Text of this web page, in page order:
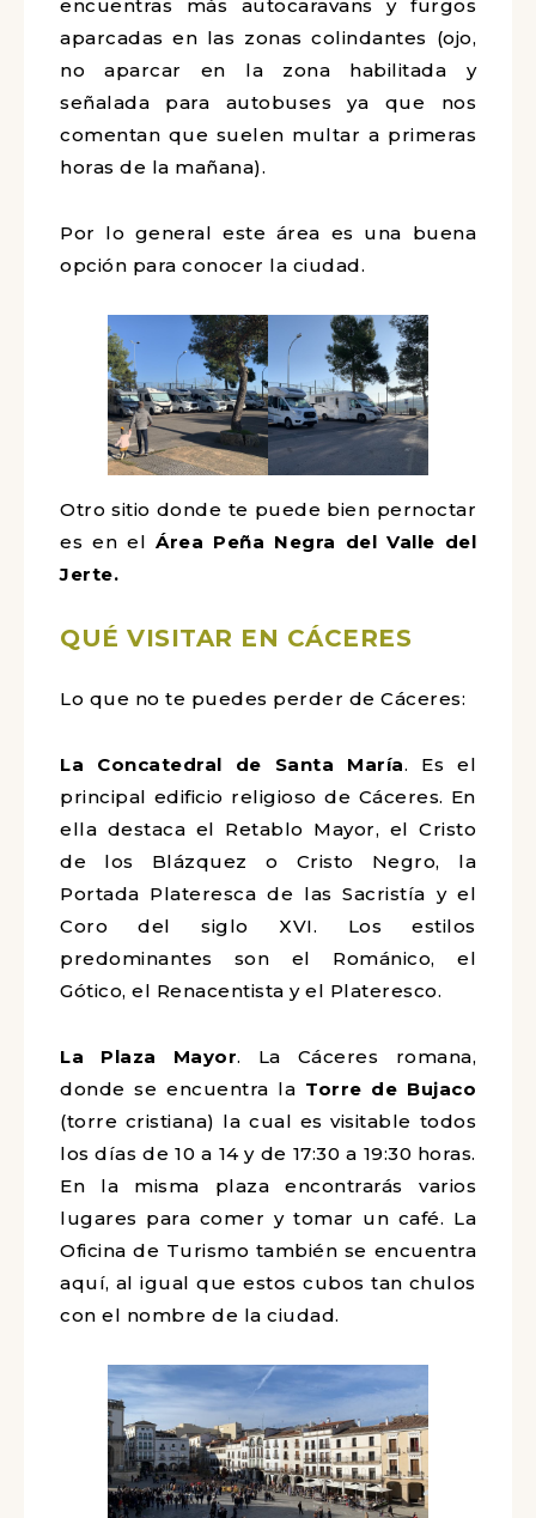
encuentras más autocaravans y furgos
aparcadas en las zonas colindantes (ojo,
no aparcar en la zona habilitada y
señalada para autobuses ya que nos
comentan que suelen multar a primeras
horas de la mañana).
Por lo general este área es una buena
opción para conocer la ciudad.
Otro sitio donde te puede bien pernoctar
es en el Área Peña Negra del Valle del
Jerte.
QUÉ VISITAR EN CÁCERES
Lo que no te puedes perder de Cáceres:
La Concatedral de Santa María. Es el
principal edificio religioso de Cáceres. En
ella destaca el Retablo Mayor, el Cristo
de los Blázquez o Cristo Negro, la
Portada Plateresca de las Sacristía y el
Coro del siglo XVI. Los estilos
predominantes son el Románico, el
Gótico, el Renacentista y el Plateresco.
La Plaza Mayor. La Cáceres romana,
donde se encuentra la Torre de Bujaco
(torre cristiana) la cual es visitable todos
los días de 10 a 14 y de 17:30 a 19:30 horas.
En la misma plaza encontrarás varios
lugares para comer y tomar un café. La
Oficina de Turismo también se encuentra
aquí, al igual que estos cubos tan chulos
con el nombre de la ciudad.